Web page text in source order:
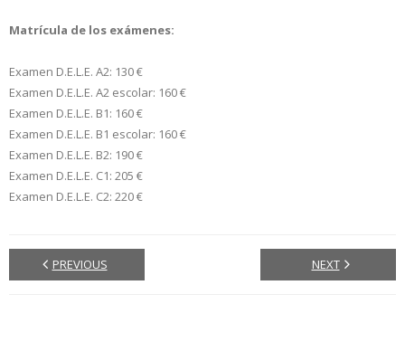
Matrícula de los exámenes:
Examen D.E.L.E. A2: 130 €
Examen D.E.L.E. A2 escolar: 160 €
Examen D.E.L.E. B1: 160 €
Examen D.E.L.E. B1 escolar: 160 €
Examen D.E.L.E. B2: 190 €
Examen D.E.L.E. C1: 205 €
Examen D.E.L.E. C2: 220 €
PREVIOUS NEXT